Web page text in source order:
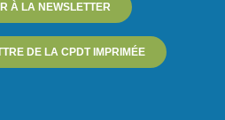
À LA NEWSLETTER
DE LA CPDT IMPRIMÉE